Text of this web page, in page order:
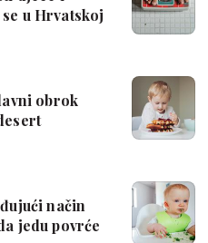
u Hrvatskoj
obrok
način
jedu povrće